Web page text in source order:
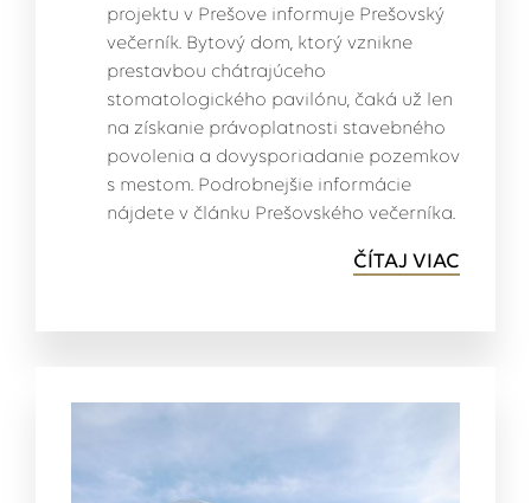
projektu v Prešove informuje Prešovský
večerník. Bytový dom, ktorý vznikne
prestavbou chátrajúceho
stomatologického pavilónu, čaká už len
na získanie právoplatnosti stavebného
povolenia a dovysporiadanie pozemkov
s mestom. Podrobnejšie informácie
nájdete v článku Prešovského večerníka.
ČÍTAJ VIAC